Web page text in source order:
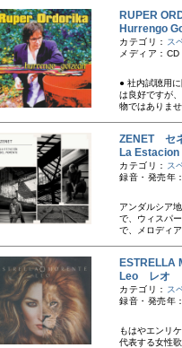
RUPER
Hurrengo
カテゴリ： ス
メディア：CD
● 社内試聴用
は良好ですが
物ではありま
ZENET セ
La
カテゴリ： ス
録音・発売年
アンダルシア
で、ウィスパ
で、メロディ
ESTRELLA
Leo レオ
カテゴリ： ス
録音・発売年
もはやエンリ
代表する女性